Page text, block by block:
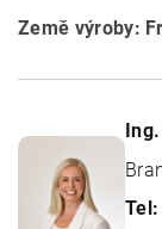
Země výroby:
Tel: